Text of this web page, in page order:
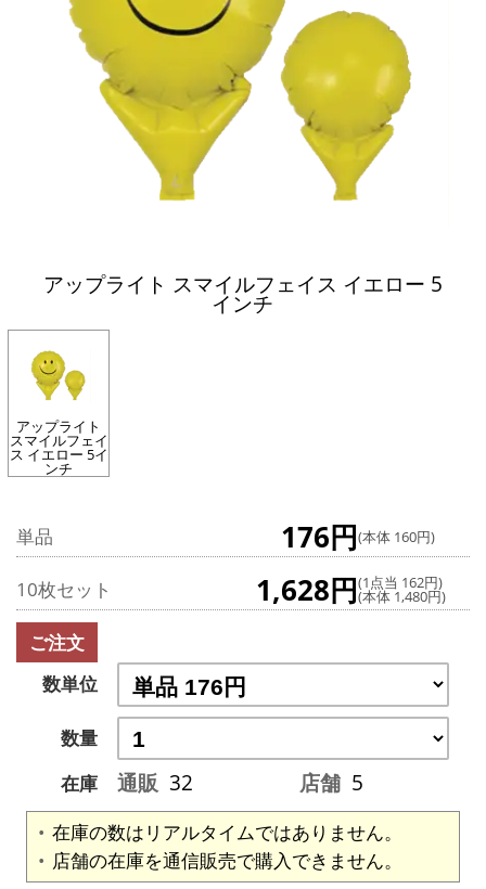
アップライト スマイルフェイス イエロー 5
インチ
アップライト
スマイルフェイ
ス イエロー 5イ
ンチ
単品 176円(本体 160円)
10枚セット 1,628円(1点当 162円)
(本体 1,480円)
ご注文
数単位
数量
在庫
通販 32 店舗 5
在庫の数はリアルタイムではありません。
店舗の在庫を通信販売で購入できません。